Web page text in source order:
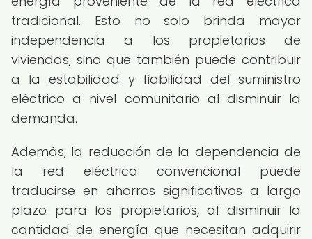
tradicional. Esto no solo brinda mayor
independencia a los propietarios de
viviendas, sino que también puede contribuir
a la estabilidad y fiabilidad del suministro
eléctrico a nivel comunitario al disminuir la
demanda.
Además, la reducción de la dependencia de
la red eléctrica convencional puede
traducirse en ahorros significativos a largo
plazo para los propietarios, al disminuir la
cantidad de energía que necesitan adquirir